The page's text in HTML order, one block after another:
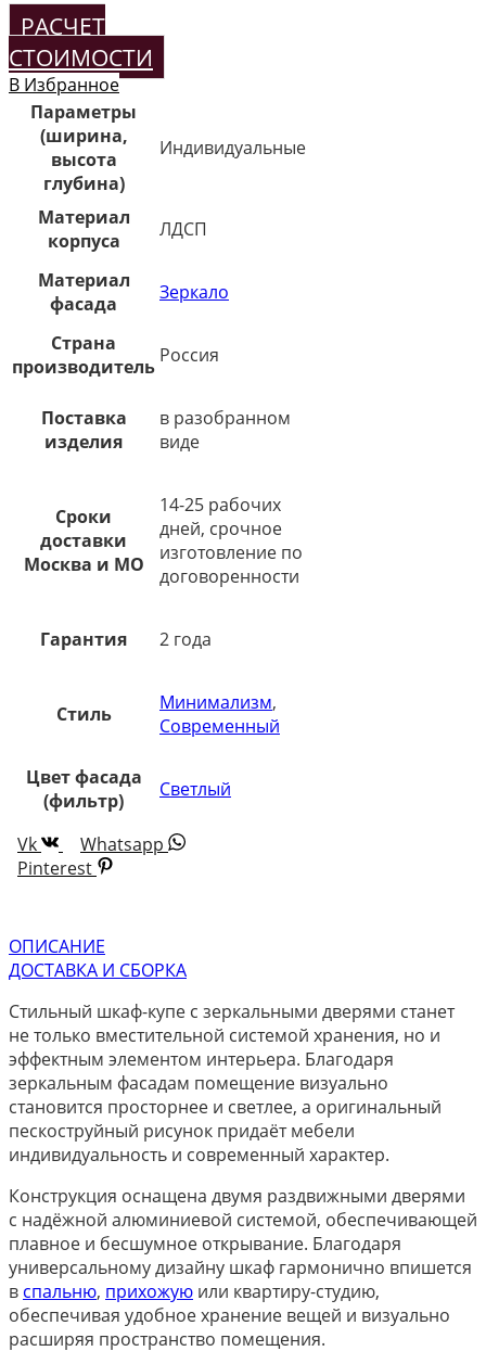
РАСЧЕТ
СТОИМОСТИ
В Избранное
Параметры
(ширина,
высота
глубина)
Индивидуальные
Материал
корпуса
ЛДСП
Материал
фасада
Зеркало
Страна
производитель Россия
Поставка
изделия
в разобранном
виде
Сроки
доставки
Москва и МО
14-25 рабочих
дней, срочное
изготовление по
договоренности
Гарантия 2 года
Стиль Минимализм,
Современный
Цвет фасада
(фильтр)
Светлый
Vk
Whatsapp
Pinterest
ОПИСАНИЕ
ДОСТАВКА И СБОРКА
Стильный шкаф-купе с зеркальными дверями станет
не только вместительной системой хранения, но и
эффектным элементом интерьера. Благодаря
зеркальным фасадам помещение визуально
становится просторнее и светлее, а оригинальный
пескоструйный рисунок придаёт мебели
индивидуальность и современный характер.
Конструкция оснащена двумя раздвижными дверями
с надёжной алюминиевой системой, обеспечивающей
плавное и бесшумное открывание. Благодаря
универсальному дизайну шкаф гармонично впишется
в спальню, прихожую или квартиру-студию,
обеспечивая удобное хранение вещей и визуально
расширяя пространство помещения.